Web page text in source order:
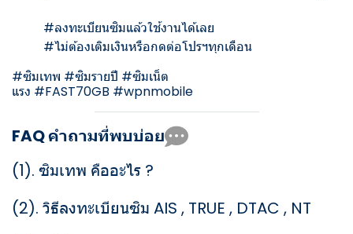
#ลงทะเบียนซิมแล้วใช้งานได้เลย
#ไม่ต้องเติมเงินหรือกดต่อโปรฯทุกเดือน
#ซิมเทพ #ซิมรายปี #ซิมเน็ต
แรง #FAST70GB #wpnmobile
FAQ คำถามที่พบบ่อย
(1). ซิมเทพ คืออะไร ?
(2). วิธีลงทะเบียนซิม AIS , TRUE , DTAC , NT